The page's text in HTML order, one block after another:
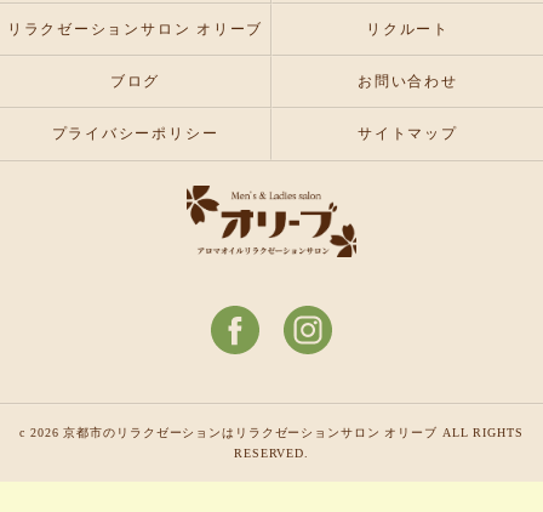
リラクゼーションサロン オリーブ リクルート
ブログ お問い合わせ
プライバシーポリシー サイトマップ
c 2026 京都市のリラクゼーションはリラクゼーションサロン オリーブ ALL RIGHTS
RESERVED.